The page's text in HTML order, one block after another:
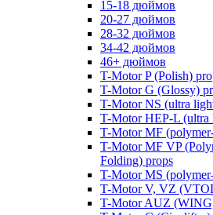
15-18 дюймов
20-27 дюймов
28-32 дюймов
34-42 дюймов
46+ дюймов
T-Motor P (Polish)
T-Motor G (Glossy)
T-Motor NS (ultra
T-Motor HEP-L (ultra
T-Motor MF
T-Motor MF VP
Folding) props
T-Motor MS
T-Motor V, VZ
T-Motor AUZ